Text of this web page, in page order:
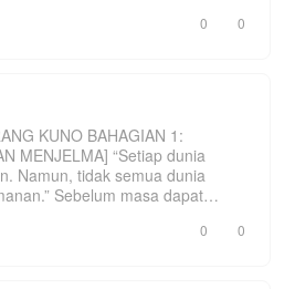
0 0
BAHAGIAN 1:
MENJELMA] “Setiap dunia
Namun, tidak semua dunia
dapat
0 0